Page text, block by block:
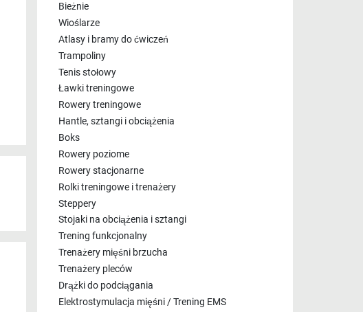
Bieżnie
Wioślarze
Atlasy i bramy do ćwiczeń
Trampoliny
Tenis stołowy
Ławki treningowe
Rowery treningowe
Hantle, sztangi i obciążenia
Boks
Rowery poziome
Rowery stacjonarne
Rolki treningowe i trenażery
Steppery
Stojaki na obciążenia i sztangi
Trening funkcjonalny
Trenażery mięśni brzucha
Trenażery pleców
Drążki do podciągania
Elektrostymulacja mięśni / Trening EMS